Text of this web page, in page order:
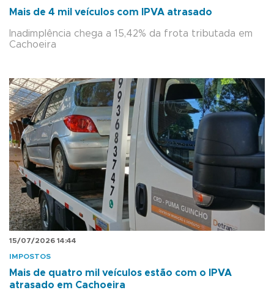
Mais de 4 mil veículos com IPVA atrasado
Inadimplência chega a 15,42% da frota tributada em
Cachoeira
15/07/2026 14:44
IMPOSTOS
Mais de quatro mil veículos estão com o IPVA
atrasado em Cachoeira